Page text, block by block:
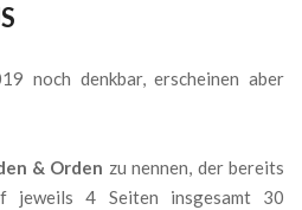
noch denkbar, erscheinen aber
& Orden zu nennen, der bereits
jeweils 4 Seiten insgesamt 30